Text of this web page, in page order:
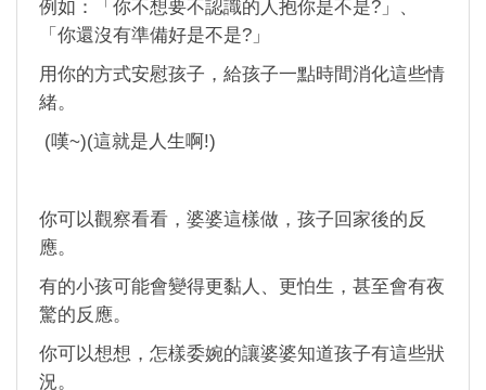
例如：「你不想要不認識的人抱你是不是?」、
「你還沒有準備好是不是?」
用你的方式安慰孩子，給孩子一點時間消化這些情
緒。
(嘆~)(這就是人生啊!)
你可以觀察看看，婆婆這樣做，孩子回家後的反
應。
有的小孩可能會變得更黏人、更怕生，甚至會有夜
驚的反應。
你可以想想，怎樣委婉的讓婆婆知道孩子有這些狀
況。